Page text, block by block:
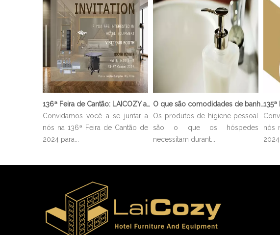
136ª Feira de Cantão: LAICOZY apresenta o futuro dos móveis para hotéis e utensílios de buffet
Convidamos você a se juntar a
nós na 136ª Feira de Cantão de
2024 para...
O que são comodidades de banheiro?
Os produtos de higiene pessoal
são o que os hóspedes
necessitam durant...
nós
2024